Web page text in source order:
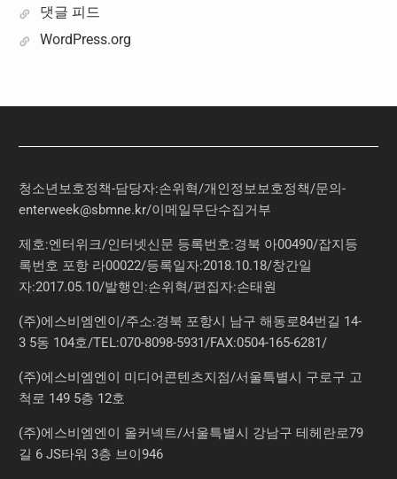
댓글 피드
WordPress.org
청소년보호정책-담당자:손위혁/개인정보보호정책/문의-
enterweek@sbmne.kr/이메일무단수집거부
제호:엔터위크/인터넷신문 등록번호:경북 아00490/잡지등
록번호 포항 라00022/등록일자:2018.10.18/창간일
자:2017.05.10/발행인:손위혁/편집자:손태원
(주)에스비엠엔이/주소:경북 포항시 남구 해동로84번길 14-
3 5동 104호/TEL:070-8098-5931/FAX:0504-165-6281/
(주)에스비엠엔이 미디어콘텐츠지점/서울특별시 구로구 고
척로 149 5층 12호
(주)에스비엠엔이 올커넥트/서울특별시 강남구 테헤란로79
길 6 JS타워 3층 브이946